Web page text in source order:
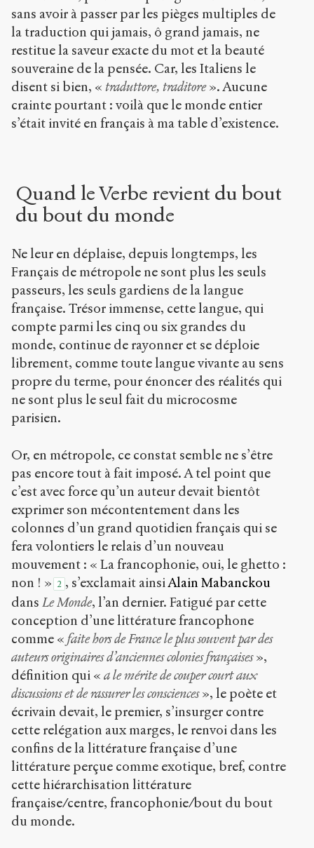
sans avoir à passer par les pièges multiples de
la traduction qui jamais, ô grand jamais, ne
restitue la saveur exacte du mot et la beauté
souveraine de la pensée. Car, les Italiens le
disent si bien, « traduttore, traditore». Aucune
crainte pourtant : voilà que le monde entier
s’était invité en français à ma table d’existence.
Quand le Verbe revient du bout
du bout du monde
Ne leur en déplaise, depuis longtemps, les
Français de métropole ne sont plus les seuls
passeurs, les seuls gardiens de la langue
française. Trésor immense, cette langue, qui
compte parmi les cinq ou six grandes du
monde, continue de rayonner et se déploie
librement, comme toute langue vivante au sens
propre du terme, pour énoncer des réalités qui
ne sont plus le seul fait du microcosme
parisien.
Or, en métropole, ce constat semble ne s’être
pas encore tout à fait imposé. A tel point que
c’est avec force qu’un auteur devait bientôt
exprimer son mécontentement dans les
colonnes d’un grand quotidien français qui se
fera volontiers le relais d’un nouveau
mouvement : « La francophonie, oui, le ghetto :
non ! » 2 , s’exclamait ainsiAlain Mabanckou
dans Le Monde, l’an dernier. Fatigué par cette
conception d’une littérature francophone
comme « faite hors de France le plus souvent par des
auteurs originaires d’anciennes colonies françaises»,
définition qui « a le mérite de couper court aux
discussions et de rassurer les consciences», le poète et
écrivain devait, le premier, s’insurger contre
cette relégation aux marges, le renvoi dans les
confins de la littérature française d’une
littérature perçue comme exotique, bref, contre
cette hiérarchisation littérature
française/centre, francophonie/bout du bout
du monde.